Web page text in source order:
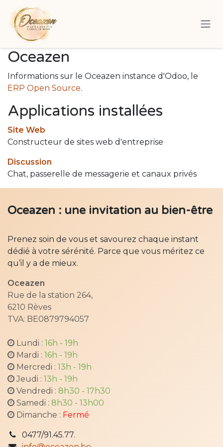
Se rendre au contenu
Oceazen
Informations sur le Oceazen instance d'Odoo, le
ERP Open Source.
Applications installées
Site Web
Constructeur de sites web d'entreprise
Discussion
Chat, passerelle de messagerie et canaux privés
Oceazen : une invitation au bien-être
Prenez soin de vous et savourez chaque instant
dédié à votre sérénité. Parce que vous méritez ce
qu’il y a de mieux.
Oceazen
Rue de la station 264,
6210 Rèves
TVA: BE0879794057
Lundi : 16h - 19h
Mardi : 16h - 19h
Mercredi : 13h - 19h
Jeudi : 13h - 19h
Vendredi : 8h30 - 17h30
​ Samedi : 8h30 - 13h00
​ Dimanche : Fermé
0477/91.45.77.